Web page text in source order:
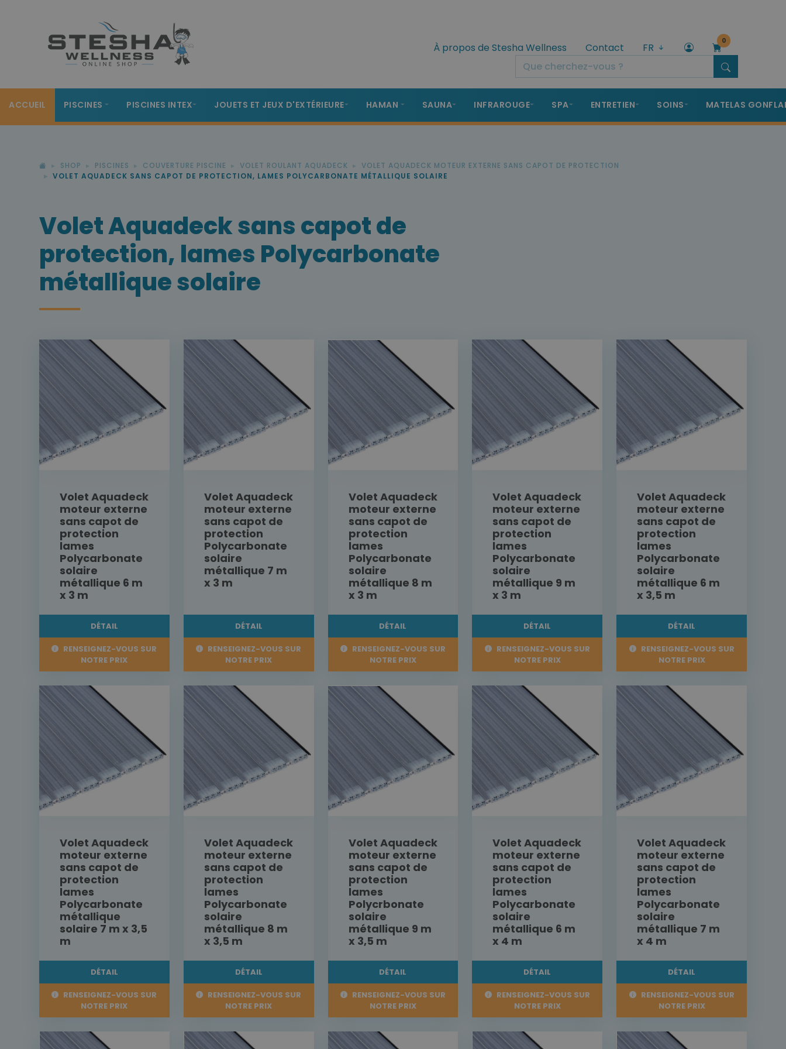
À propos de Stesha Wellness Contact FR
0
ACCUEIL PISCINES PISCINES INTEX JOUETS ET JEUX D'EXTÉRIEURE HAMAN SAUNA INFRAROUGE SPA ENTRETIEN SOINS MATELAS
SHOP PISCINES COUVERTURE PISCINE VOLET ROULANT AQUADECK
VOLET AQUADECK MOTEUR EXTERNE SANS CAPOT DE PROTECTION
VOLET AQUADECK SANS CAPOT DE PROTECTION, LAMES POLYCARBONATE MÉTALLIQUE SOLAIRE
Volet Aquadeck sans capot de
protection, lames Polycarbonate
métallique solaire
Volet Aquadeck
moteur externe
sans capot de
protection
lames
Polycarbonate
solaire
métallique 6 m
x 3 m
DÉTAIL
RENSEIGNEZ-VOUS SUR
NOTRE PRIX
Volet Aquadeck
moteur externe
sans capot de
protection
Polycarbonate
solaire
métallique 7 m
x 3 m
DÉTAIL
RENSEIGNEZ-VOUS SUR
NOTRE PRIX
Volet Aquadeck
moteur externe
sans capot de
protection
lames
Polycarbonate
solaire
métallique 8 m
x 3 m
DÉTAIL
RENSEIGNEZ-VOUS SUR
NOTRE PRIX
Volet Aquadeck
moteur externe
sans capot de
protection
lames
Polycarbonate
solaire
métallique 9 m
x 3 m
DÉTAIL
RENSEIGNEZ-VOUS SUR
NOTRE PRIX
Volet Aquadeck
moteur externe
sans capot de
protection
lames
Polycarbonate
solaire
métallique 6 m
x 3,5 m
DÉTAIL
RENSEIGNEZ-VOUS SUR
NOTRE PRIX
Volet Aquadeck
moteur externe
sans capot de
protection
lames
Polycarbonate
métallique
solaire 7 m x 3,5
m
DÉTAIL
RENSEIGNEZ-VOUS SUR
NOTRE PRIX
Volet Aquadeck
moteur externe
sans capot de
protection
lames
Polycarbonate
solaire
métallique 8 m
x 3,5 m
DÉTAIL
RENSEIGNEZ-VOUS SUR
NOTRE PRIX
Volet Aquadeck
moteur externe
sans capot de
protection
lames
Polycrbonate
solaire
métallique 9 m
x 3,5 m
DÉTAIL
RENSEIGNEZ-VOUS SUR
NOTRE PRIX
Volet Aquadeck
moteur externe
sans capot de
protection
lames
Polycarbonate
solaire
métallique 6 m
x 4 m
DÉTAIL
RENSEIGNEZ-VOUS SUR
NOTRE PRIX
Volet Aquadeck
moteur externe
sans capot de
protection
lames
Polycarbonate
solaire
métallique 7 m
x 4 m
DÉTAIL
RENSEIGNEZ-VOUS SUR
NOTRE PRIX